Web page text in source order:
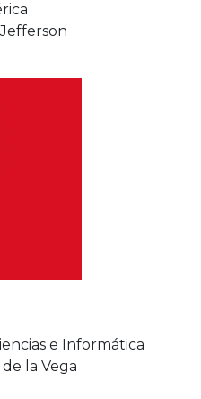
e Informática
la Vega